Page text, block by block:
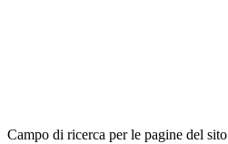
Campo di ricerca per le pagine del sito